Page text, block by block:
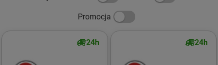
Promocja
24h 24h